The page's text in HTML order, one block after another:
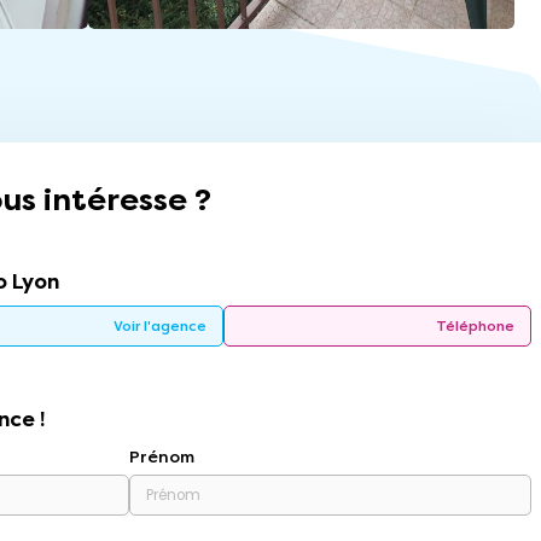
intéresse ?
Lyon
Voir l'agence Téléphone
!
Prénom